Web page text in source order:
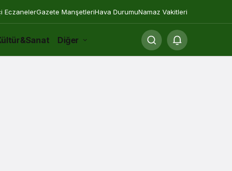
EczanelerGazete ManşetleriHava DurumuNamaz Vakitleri
Diğer